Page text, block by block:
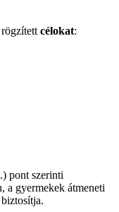
célokat:
pont szerinti
a gyermekek átmeneti
biztosítja.